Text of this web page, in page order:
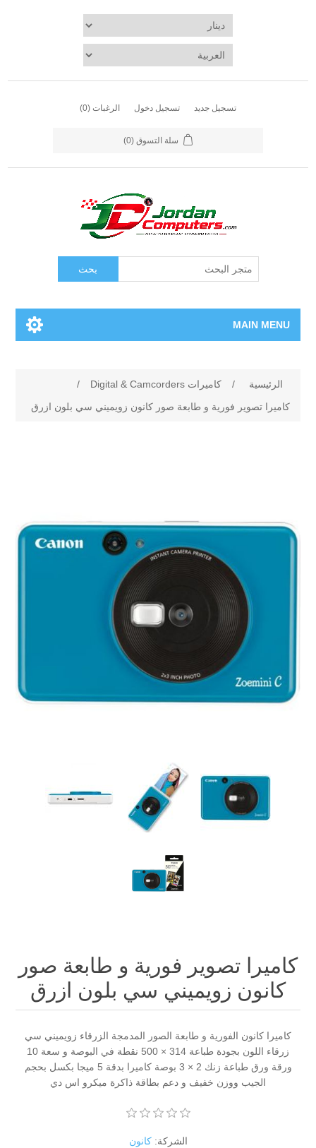
تسجيل جديد تسجيل دخول الرغبات (0)
سلة التسوق (0)
بحث
MAIN MENU
المنتجات الجديدة
الرئيسية / كاميرات Digital & Camcorders
/
كاميرا تصوير فورية و طابعة صور كانون زويميني سي بلون ازرق
كاميرا تصوير فورية و طابعة صور
كانون زويميني سي بلون ازرق
كاميرا كانون الفورية و طابعة الصور المدمجة الزرقاء زويميني سي
زرقاء اللون بجودة طباعة 314 × 500 نقطة في البوصة و سعة 10
ورقة ورق طباعة زنك 2 × 3 بوصة كاميرا بدقة 5 ميجا بكسل بحجم
الجيب ووزن خفيف و دعم بطاقة ذاكرة ميكرو اس دي
الشركة: كانون